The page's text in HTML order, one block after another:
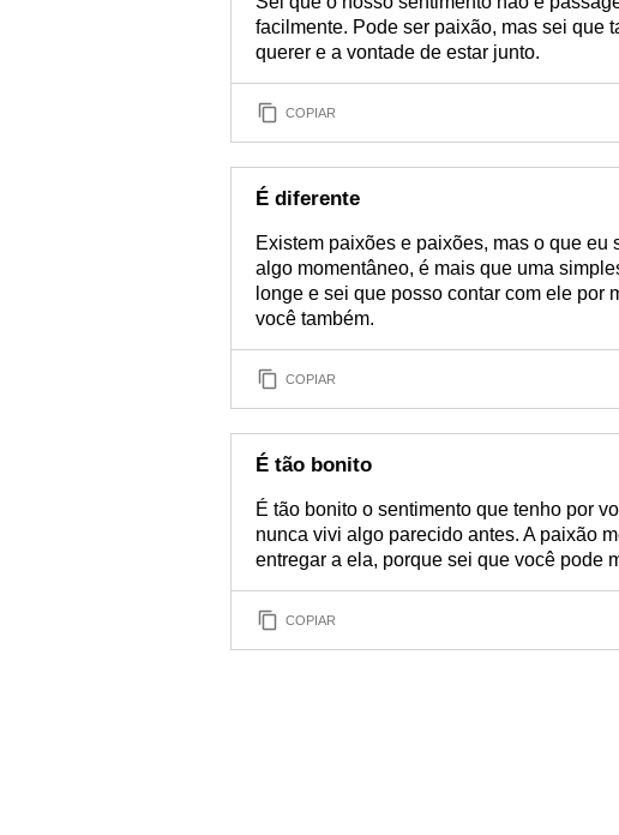
facilmente. Pode ser paixão, mas sei que
querer e a vontade de estar junto.
COPIAR
É diferente
Existem paixões e paixões, mas o que
algo momentâneo, é mais que uma
longe e sei que posso contar com ele por
você também.
COPIAR
É tão bonito
É tão bonito o sentimento que tenho por
nunca vivi algo parecido antes. A paixão
entregar a ela, porque sei que você pode
COPIAR